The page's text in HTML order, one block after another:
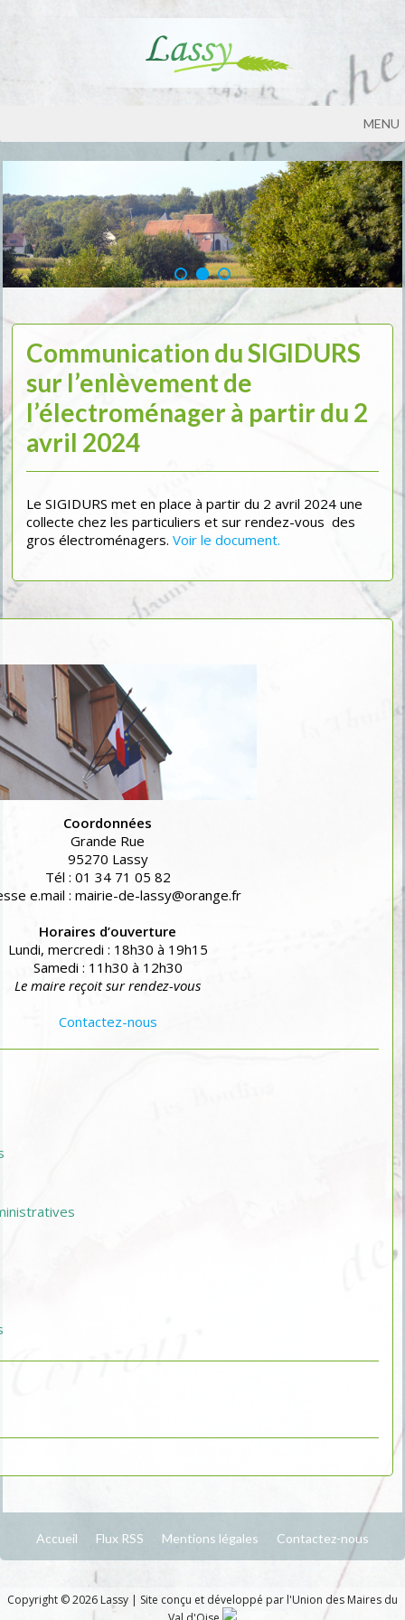
MENU
Communication du SIGIDURS
sur l’enlèvement de
l’électroménager à partir du 2
avril 2024
Le SIGIDURS met en place à partir du 2 avril 2024 une
collecte chez les particuliers et sur rendez-vous des
gros électroménagers. Voir le document.
Coordonnées
Grande Rue
95270 Lassy
Tél : 01 34 71 05 82
e.mail : mairie-de-lassy@orange.fr
Horaires d’ouverture
Lundi, mercredi : 18h30 à 19h15
Samedi : 11h30 à 12h30
Le maire reçoit sur rendez-vous
Contactez-nous
Accueil Flux RSS Mentions légales Contactez-nous
Copyright © 2026 Lassy | Site conçu et développé par l'Union des Maires du